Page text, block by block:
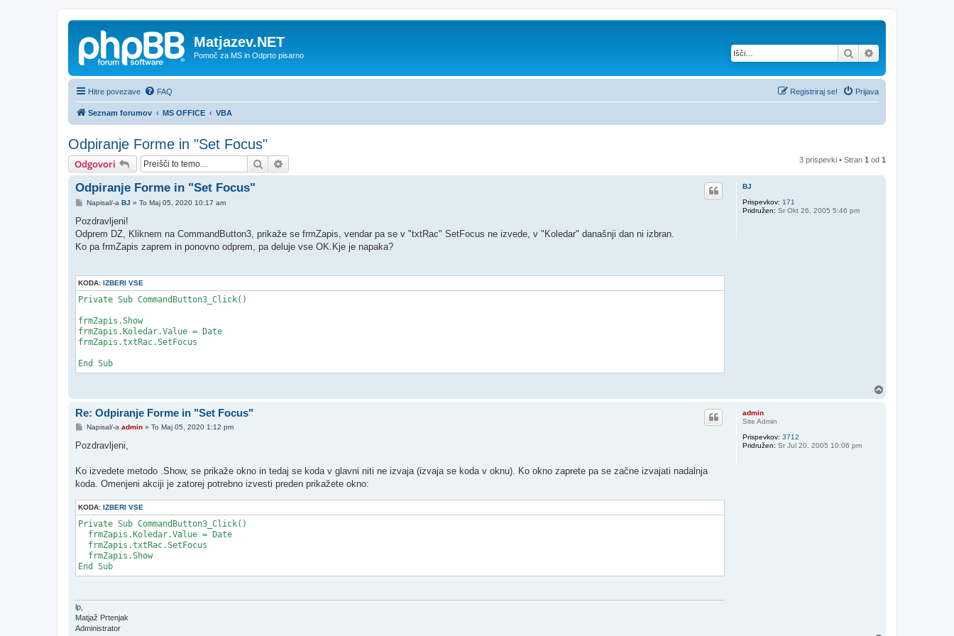
Matjazev.NET
Pomoč za MS in Odprto pisarno Iskanje
Hitre povezave FAQ Prijava
Registriraj se!
Seznam forumov MS OFFICE VBA
Odpiranje Forme in "Set Focus"
Odgovori Iskanje 3 prispevki • Stran 1 od 1
BJ
Prispevkov: 171
Pridružen: Sr Okt 26, 2005 5:46 pm
Odpiranje Forme in "Set Focus"
O
g
v
o
Napisal/-a BJ » To Maj 05, 2020 10:17 am
Pozdravljeni!
Odprem DZ, Kliknem na CommandButton3, prikaže se frmZapis, vendar pa se v "txtRac" SetFocus ne izvede, v "Koledar" današnji dan ni izbran.
Ko pa frmZapis zaprem in ponovno odprem, pa deluje vse OK.Kje je napaka?
KODA: IZBERI VSE
Private Sub CommandButton3_Click()
frmZapis.Show
frmZapis.Koledar.Value = Date
frmZapis.txtRac.SetFocus
End Sub
admin
Site Admin
Prispevkov: 3712
Pridružen: Sr Jul 20, 2005 10:06 pm
Re: Odpiranje Forme in "Set Focus"
O
g
o
Napisal/-a admin» To Maj 05, 2020 1:12 pm
Pozdravljeni,
Ko izvedete metodo .Show, se prikaže okno in tedaj se koda v glavni niti ne izvaja (izvaja se koda v oknu). Ko okno zaprete pa se začne izvajati nadalnja
koda. Omenjeni akciji je zatorej potrebno izvesti preden prikažete okno:
KODA: IZBERI VSE
Private Sub CommandButton3_Click()
  frmZapis.Koledar.Value = Date
  frmZapis.txtRac.SetFocus
  frmZapis.Show
lp,
Matjaž Prtenjak
Administrator